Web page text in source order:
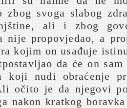
zbog svoga slabog
ali i zbog
nije propovjedao, a
kojim on usađuje
da će on
koji nudi obraćenje
očito je da njegovi
nakon kratkog